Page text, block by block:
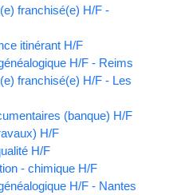
franchisé(e) H/F -
itinérant H/F
H/F - Reims
franchisé(e) H/F - Les
(banque) H/F
H/F
H/F
- chimique H/F
H/F - Nantes